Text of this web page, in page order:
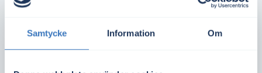
Samtycke Information Om
stor skillnad på årsbasis. Det gäller även för
elanläggning eller elbilsladdning i Nyköping.